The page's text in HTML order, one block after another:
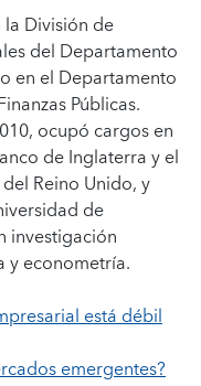
la División de
del Departamento
en el Departamento
Públicas.
ocupó cargos en
de Inglaterra y el
Reino Unido, y
de
investigación
y econometría.
está débil
emergentes?